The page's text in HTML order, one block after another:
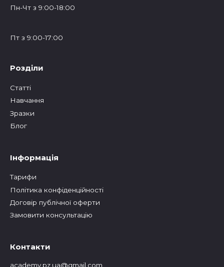
Пн-Чт з 9:00-18:00
Пт з 9:00-17:00
Розділи
Статтi
Навчання
Зразки
Блог
Інформація
Тарифи
Політика конфіденційності
Договір публічної оферти
Замовити консультацію
Контакти
academy.pz.ua@gmail.com